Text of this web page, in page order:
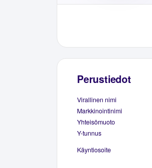
Perustiedot
Virallinen nimi
Markkinointinimi
Yhteisömuoto
Y-tunnus
Käyntiosoite